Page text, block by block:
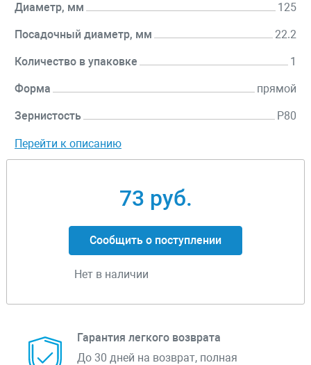
Диаметр, мм 125
Посадочный диаметр, мм 22.2
Количество в упаковке 1
Форма прямой
Зернистость P80
Перейти к описанию
73 руб.
Сообщить о поступлении
Нет в наличии
Гарантия легкого возврата
До 30 дней на возврат, полная